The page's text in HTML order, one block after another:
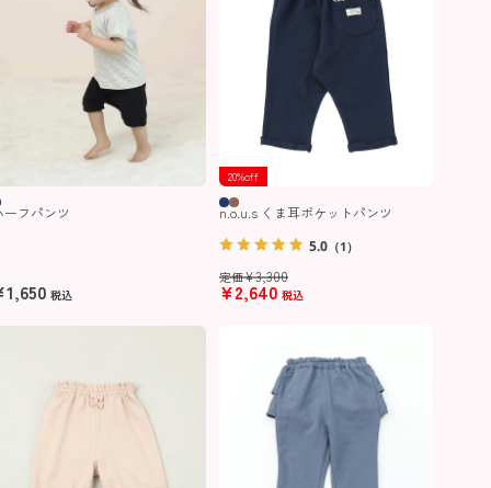
ーフパンツ
1,650 税込
20%off
n.o.u.s くま耳ポケットパンツ
定価¥3,300
¥2,640 税込
5.0（1）